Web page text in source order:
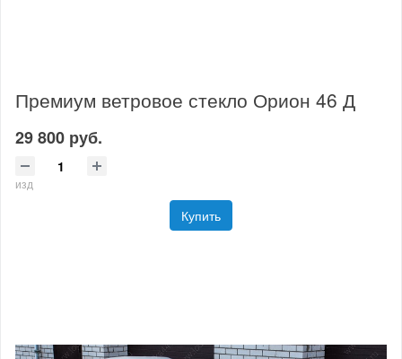
Премиум ветровое стекло Орион 46 Д
29 800 руб.
изд
Купить